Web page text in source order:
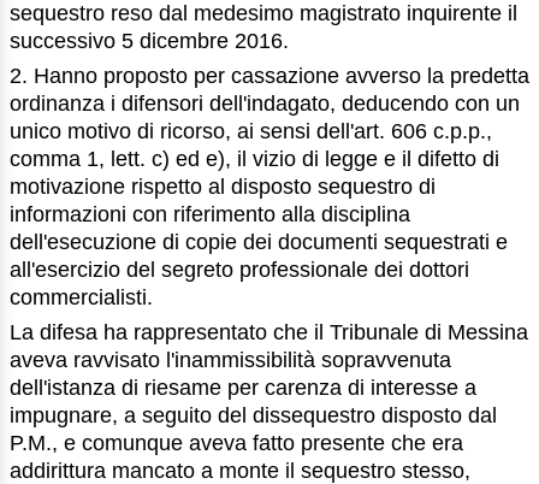
sequestro reso dal medesimo magistrato inquirente il
successivo 5 dicembre 2016.
2. Hanno proposto per cassazione avverso la predetta
ordinanza i difensori dell'indagato, deducendo con un
unico motivo di ricorso, ai sensi dell'art. 606 c.p.p.,
comma 1, lett. c) ed e), il vizio di legge e il difetto di
motivazione rispetto al disposto sequestro di
informazioni con riferimento alla disciplina
dell'esecuzione di copie dei documenti sequestrati e
all'esercizio del segreto professionale dei dottori
commercialisti.
La difesa ha rappresentato che il Tribunale di Messina
aveva ravvisato l'inammissibilità sopravvenuta
dell'istanza di riesame per carenza di interesse a
impugnare, a seguito del dissequestro disposto dal
P.M., e comunque aveva fatto presente che era
addirittura mancato a monte il sequestro stesso,